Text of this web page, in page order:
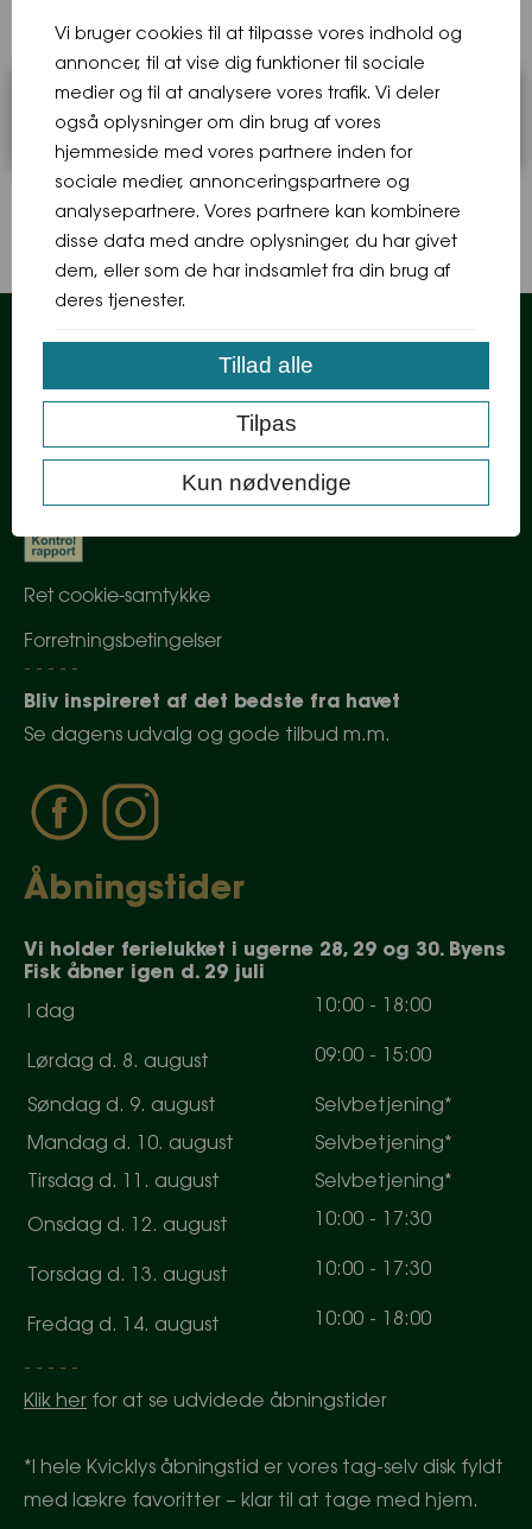
Vine
Information
Ret cookie-samtykke
Forretningsbetingelser
- - - - -
Bliv inspireret af det bedste fra havet
Se dagens udvalg og gode tilbud m.m.
Åbningstider
Vi holder ferielukket i ugerne 28, 29 og 30. Byens
Fisk åbner igen d. 29 juli
I dag 10:00 - 18:00
Lørdag d. 8. august 09:00 - 15:00
Søndag d. 9. august
Selvbetjening*
Mandag d. 10. august
Selvbetjening*
Tirsdag d. 11. august
Selvbetjening*
Onsdag d. 12. august 10:00 - 17:30
Torsdag d. 13. august 10:00 - 17:30
Fredag d. 14. august 10:00 - 18:00
- - - - -
Klik her for at se udvidede åbningstider
*I hele Kvicklys åbningstid er vores tag-selv disk fyldt
med lækre favoritter – klar til at tage med hjem.
Vi bruger cookies til at tilpasse vores indhold og
annoncer, til at vise dig funktioner til sociale
medier og til at analysere vores trafik. Vi deler
også oplysninger om din brug af vores
hjemmeside med vores partnere inden for
sociale medier, annonceringspartnere og
analysepartnere. Vores partnere kan kombinere
disse data med andre oplysninger, du har givet
dem, eller som de har indsamlet fra din brug af
deres tjenester.
Kun nødvendige
Tilpas
Tillad alle